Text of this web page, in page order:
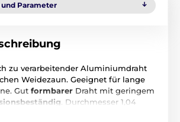
Parameter
zu verarbeitender Aluminiumdraht
Weidezaun. Geeignet für lange
Gut formbarer Draht mit geringem
. Durchmesser 1,04